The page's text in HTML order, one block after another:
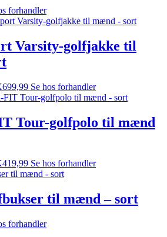
forhandler
Varsity-golfjakke til
699,99 Se hos forhandler
Tour-golfpolo til mænd
419,99 Se hos forhandler
til mænd – sort
forhandler